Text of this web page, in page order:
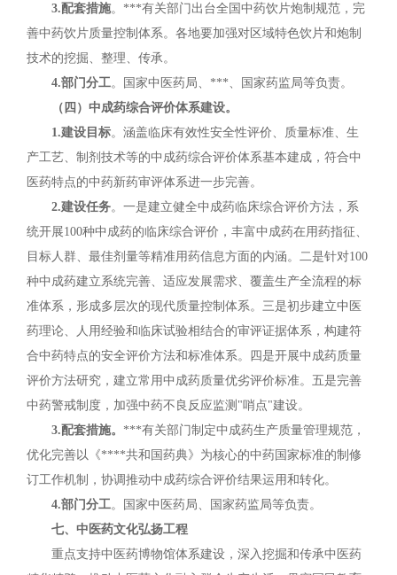
3.配套措施。***有关部门出台全国中药饮片炮制规范，完
善中药饮片质量控制体系。各地要加强对区域特色饮片和炮制
技术的挖掘、整理、传承。
4.部门分工。国家中医药局、***、国家药监局等负责。
（四）中成药综合评价体系建设。
1.建设目标。涵盖临床有效性安全性评价、质量标准、生
产工艺、制剂技术等的中成药综合评价体系基本建成，符合中
医药特点的中药新药审评体系进一步完善。
2.建设任务。一是建立健全中成药临床综合评价方法，系
统开展100种中成药的临床综合评价，丰富中成药在用药指征、
目标人群、最佳剂量等精准用药信息方面的内涵。二是针对100
种中成药建立系统完善、适应发展需求、覆盖生产全流程的标
准体系，形成多层次的现代质量控制体系。三是初步建立中医
药理论、人用经验和临床试验相结合的审评证据体系，构建符
合中药特点的安全评价方法和标准体系。四是开展中成药质量
评价方法研究，建立常用中成药质量优劣评价标准。五是完善
中药警戒制度，加强中药不良反应监测"哨点"建设。
3.配套措施。 ***有关部门制定中成药生产质量管理规范，
优化完善以《****共和国药典》为核心的中药国家标准的制修
订工作机制，协调推动中成药综合评价结果运用和转化。
4.部门分工。国家中医药局、国家药监局等负责。
七、中医药文化弘扬工程
重点支持中医药博物馆体系建设，深入挖掘和传承中医药